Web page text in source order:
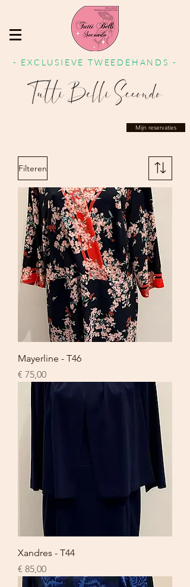
- EXCLUSIEVE TWEEDEHANDS -
Mijn reservaties
Filteren
Mayerline - T46
Prijs
€ 75,00
Xandres - T44
Prijs
€ 85,00